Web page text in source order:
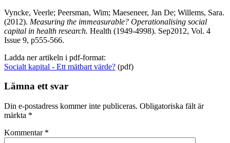
Vyncke, Veerle; Peersman, Wim; Maeseneer, Jan De; Willems, Sara.
(2012). Measuring the immeasurable? Operationalising social
capital in health research. Health (1949-4998). Sep2012, Vol. 4
Issue 9, p555-566.
Ladda ner artikeln i pdf-format:
Socialt kapital - Ett mätbart värde? (pdf)
Lämna ett svar
Din e-postadress kommer inte publiceras. Obligatoriska fält är
märkta *
Kommentar *